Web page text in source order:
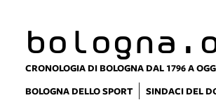
CRONOLOGIA DI BOLOGNA DAL 1796 A
BOLOGNA DELLO SPORT
SINDACI DEL